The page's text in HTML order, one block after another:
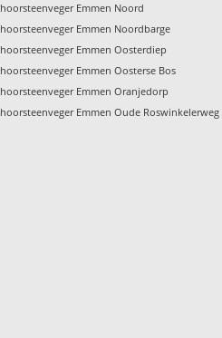
Emmen Noord
Emmen Noordbarge
Emmen Oosterdiep
Emmen Oosterse Bos
Emmen Oranjedorp
Emmen Oude Roswinkelerweg